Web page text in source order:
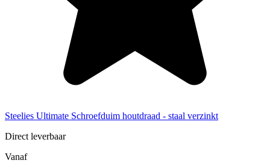
Steelies Ultimate Schroefduim houtdraad - staal verzinkt
Direct leverbaar
Vanaf